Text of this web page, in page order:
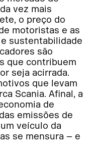
vez mais
o preço do
motoristas e as
sustentabilidade
são
que contribuem
seja acirrada.
que levam
Scania. Afinal, a
de
emissões de
veículo da
se mensura – e